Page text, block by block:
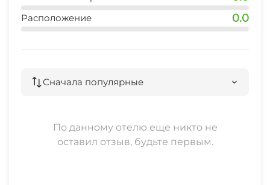
Охота
Расположение 0.0
Сначала популярные
По данному отелю еще никто не
оставил отзыв, будьте первым.